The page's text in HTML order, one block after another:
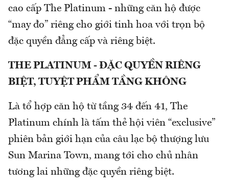
cao cấp The Platinum - những căn hộ được
“may đo” riêng cho giới tinh hoa với trọn bộ
đặc quyền đẳng cấp và riêng biệt.
THE PLATINUM - ĐẶC QUYỀN RIÊNG
BIỆT, TUYỆT PHẨM TẦNG KHÔNG
Là tổ hợp căn hộ từ tầng 34 đến 41, The
Platinum chính là tấm thẻ hội viên “exclusive”
phiên bản giới hạn của câu lạc bộ thượng lưu
Sun Marina Town, mang tới cho chủ nhân
tương lai những đặc quyền riêng biệt.